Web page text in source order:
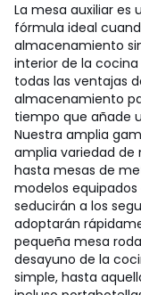
La mesa auxiliar es
fórmula ideal
almacenamiento
interior de la
todas las ventajas
almacenamiento
tiempo que añade
Nuestra amplia
amplia variedad de
hasta mesas de
modelos
seducirán a los
adoptarán
pequeña mesa
desayuno de la
simple, hasta